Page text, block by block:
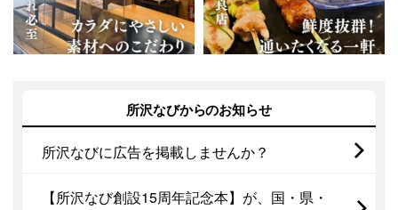
所沢なびからのお知らせ
所沢なびに広告を掲載しませんか？
【所沢なび創設15周年記念本】が、国・県・